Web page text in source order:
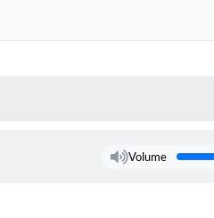
Volume